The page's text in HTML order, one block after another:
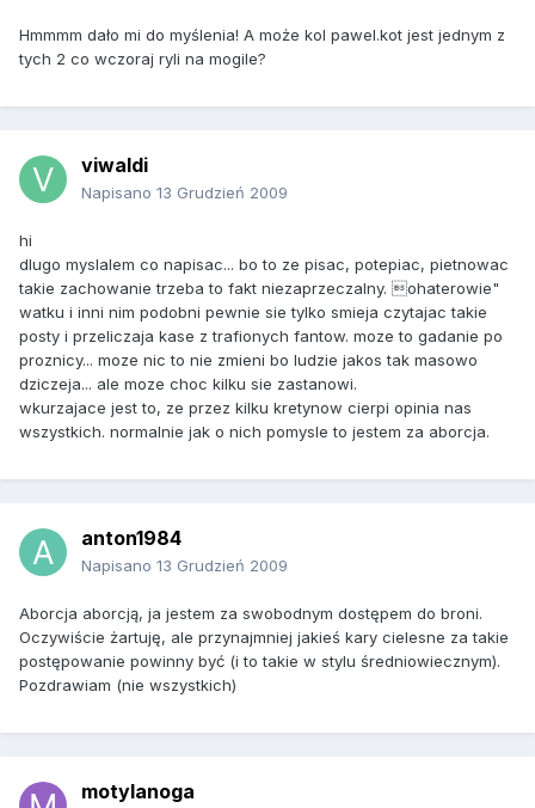
Hmmmm dało mi do myślenia! A może kol pawel.kot jest jednym z
tych 2 co wczoraj ryli na mogile?
viwaldi
Napisano 13 Grudzień 2009
hi
dlugo myslalem co napisac... bo to ze pisac, potepiac, pietnowac
takie zachowanie trzeba to fakt niezaprzeczalny. ohaterowie"
watku i inni nim podobni pewnie sie tylko smieja czytajac takie
posty i przeliczaja kase z trafionych fantow. moze to gadanie po
proznicy... moze nic to nie zmieni bo ludzie jakos tak masowo
dziczeja... ale moze choc kilku sie zastanowi.
wkurzajace jest to, ze przez kilku kretynow cierpi opinia nas
wszystkich. normalnie jak o nich pomysle to jestem za aborcja.
anton1984
Napisano 13 Grudzień 2009
Aborcja aborcją, ja jestem za swobodnym dostępem do broni.
Oczywiście żartuję, ale przynajmniej jakieś kary cielesne za takie
postępowanie powinny być (i to takie w stylu średniowiecznym).
Pozdrawiam (nie wszystkich)
motylanoga